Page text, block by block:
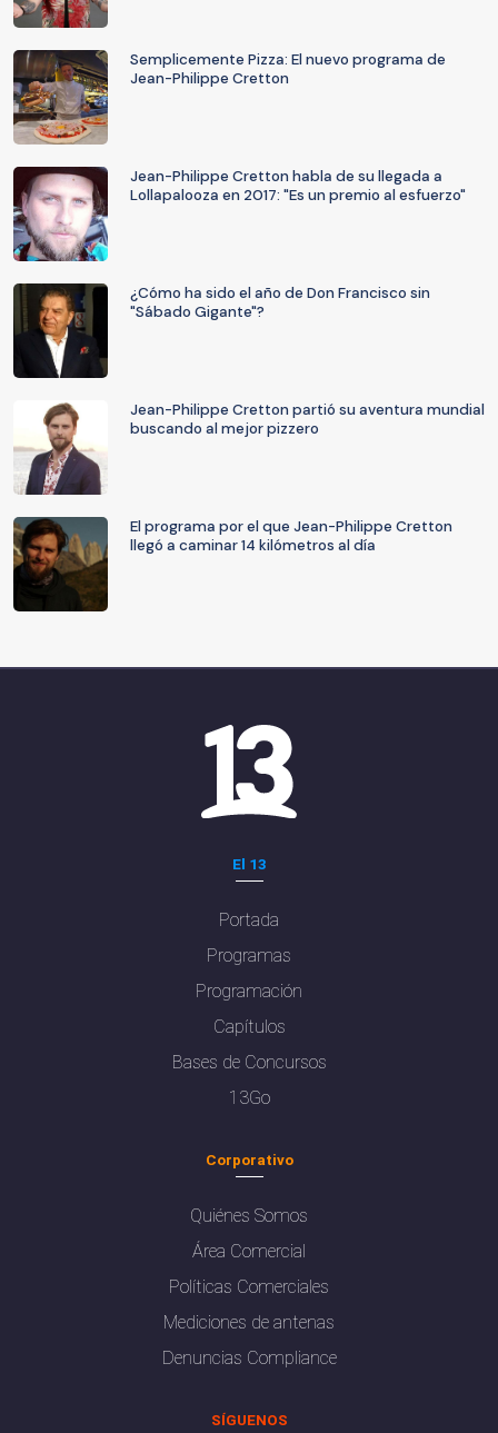
Semplicemente Pizza: El nuevo programa de
Jean-Philippe Cretton
Jean-Philippe Cretton habla de su llegada a
Lollapalooza en 2017: "Es un premio al esfuerzo"
¿Cómo ha sido el año de Don Francisco sin
"Sábado Gigante"?
Jean-Philippe Cretton partió su aventura mundial
buscando al mejor pizzero
El programa por el que Jean-Philippe Cretton
llegó a caminar 14 kilómetros al día
El 13
Portada
Programas
Programación
Capítulos
Bases de Concursos
13Go
Corporativo
Quiénes Somos
Área Comercial
Políticas Comerciales
Mediciones de antenas
Denuncias Compliance
SÍGUENOS